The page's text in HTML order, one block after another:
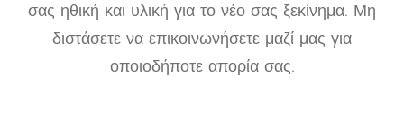
σας ηθική και υλική για το νέο σας ξεκίνημα. Μη
διστάσετε να επικοινωνήσετε μαζί μας για
οποιοδήποτε απορία σας.